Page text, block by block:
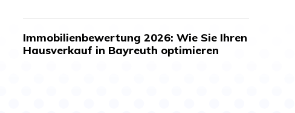
Immobilienbewertung 2026: Wie Sie Ihren
Hausverkauf in Bayreuth optimieren